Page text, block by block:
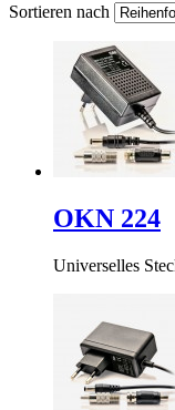
Sortieren nach
OKN 224
Universelles